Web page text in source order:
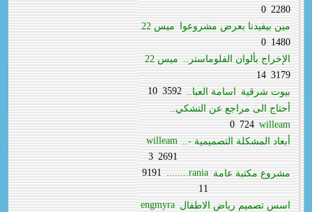
2280
0
مين بيفيدنا بعرض مشروعوا
ميس 22
1480
0
الإخراج بألوان الفلوماستر.. ميس 22
3179
14
بيوت شرقية
اسامة العبا.. 3592
10
أحتاج الى مراجع عن التشكي..
willeam
724
0
أبعاد المشكلة التصميمية -.. willeam
2691
3
مشروع مكتبة عامة rania........
9191
11
اسس تصميم رياض الاطفال engmyra